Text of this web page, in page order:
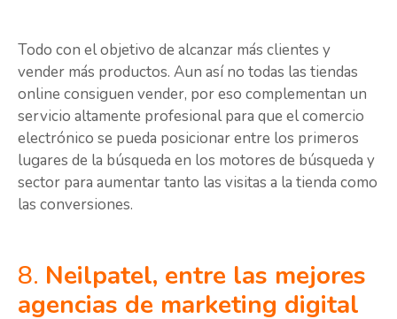
Todo con el objetivo de alcanzar más clientes y
vender más productos. Aun así no todas las tiendas
online consiguen vender, por eso complementan un
servicio altamente profesional para que el comercio
electrónico se pueda posicionar entre los primeros
lugares de la búsqueda en los motores de búsqueda y
sector para aumentar tanto las visitas a la tienda como
las conversiones.
8. Neilpatel, entre las mejores
agencias de marketing digital